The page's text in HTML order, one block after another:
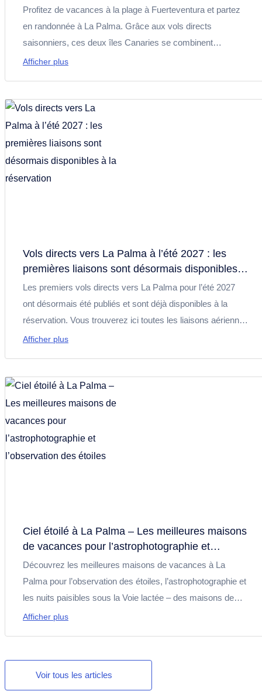
des îles Canaries
Profitez de vacances à la plage à Fuerteventura et partez
en randonnée à La Palma. Grâce aux vols directs
saisonniers, ces deux îles Canaries se combinent
parfaitement. Découvrez les avantages de ce voyage riche
Afficher plus
Vols directs vers La Palma à l’été 2027 : les
premières liaisons sont désormais disponibles à
la réservation
Les premiers vols directs vers La Palma pour l’été 2027
ont désormais été publiés et sont déjà disponibles à la
réservation. Vous trouverez ici toutes les liaisons aériennes
actuellement confirmées depuis l’Allemagne, le Royaume-
Afficher plus
Ciel étoilé à La Palma – Les meilleures maisons
de vacances pour l’astrophotographie et
l’observation des étoiles
Découvrez les meilleures maisons de vacances à La
Palma pour l’observation des étoiles, l’astrophotographie et
les nuits paisibles sous la Voie lactée – des maisons de
montagne en altitude aux villas de luxe avec ciel sombre et
Afficher plus
Voir tous les articles